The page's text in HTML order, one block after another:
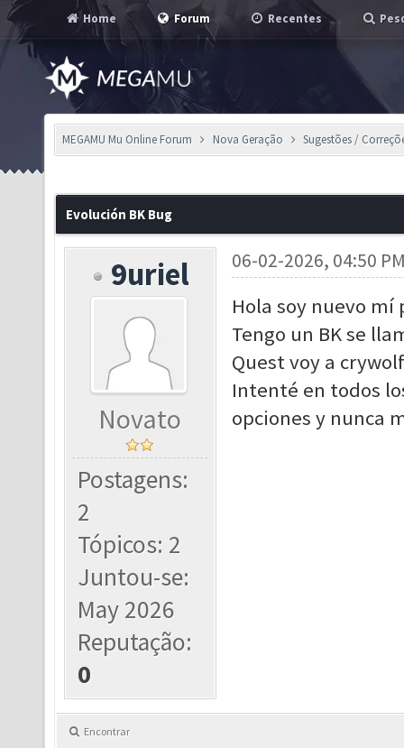
Home Forum Recentes
MEGAMU Mu Online Forum Nova Geração Sugestões /
Evolución BK Bug
9uriel
Novato
Postagens:
2
Tópicos: 2
Juntou-se:
May 2026
Reputação:
0
06-02-2026, 04:50
Hola soy nuevo
Tengo un BK se
Quest voy a
Intenté en todos
opciones y nunca
Encontrar